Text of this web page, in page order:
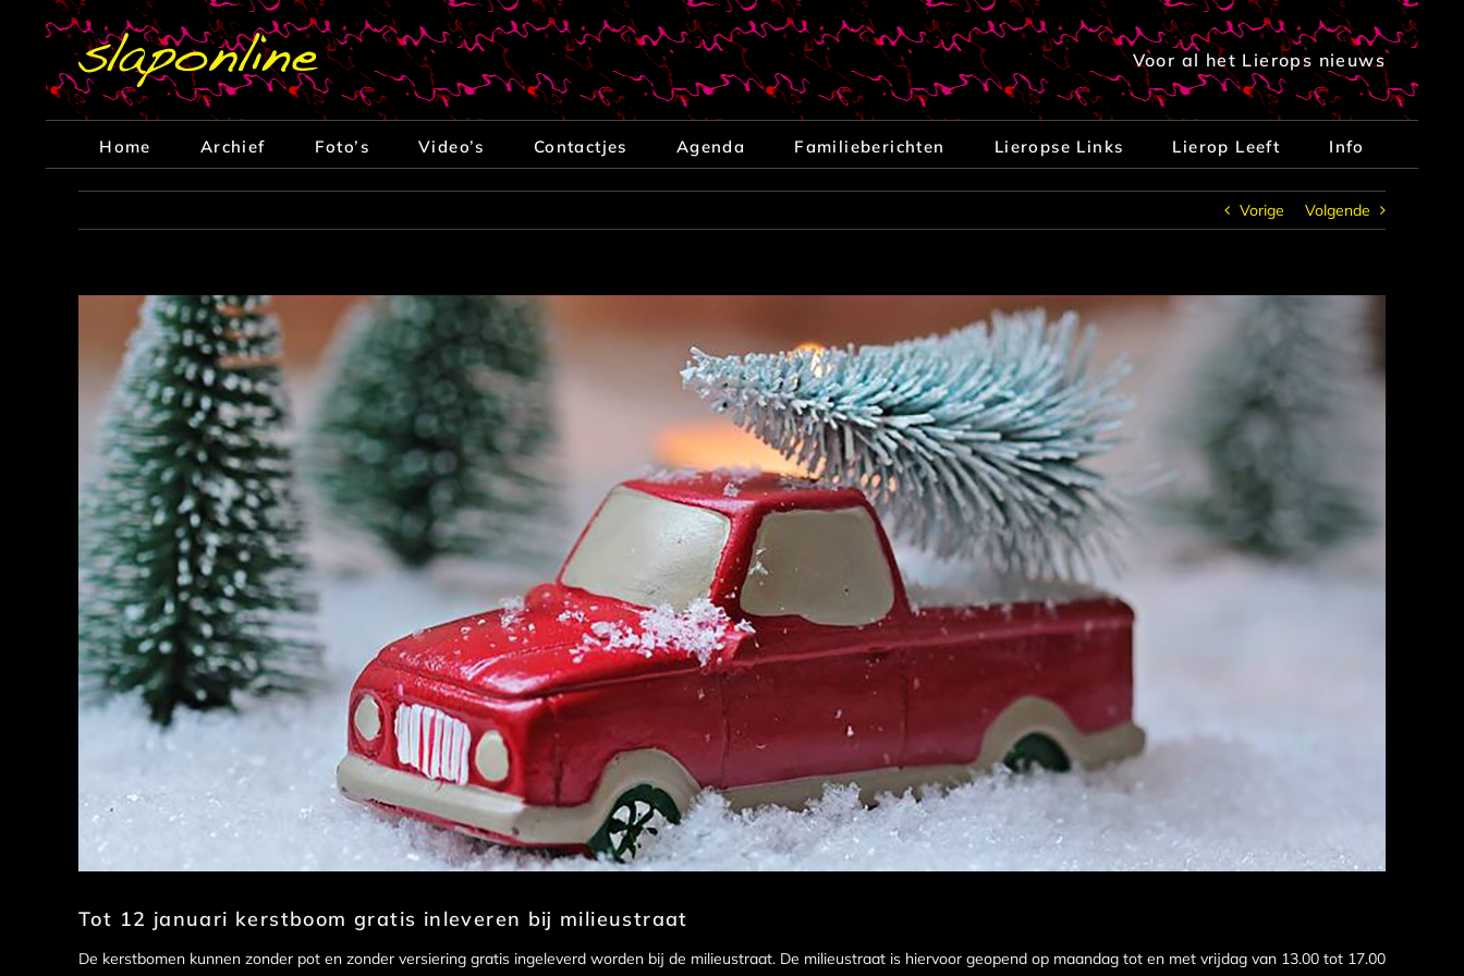
Voor al het Lierops nieuws
Home Archief Foto’s Video’s Contactjes Agenda Familieberichten Lieropse Links Lierop Leeft Info
Vorige Volgende
Tot 12 januari kerstboom gratis inleveren bij milieustraat
De kerstbomen kunnen zonder pot en zonder versiering gratis ingeleverd worden bij de milieustraat. De milieustraat is hiervoor geopend op maandag tot en met vrijdag van 13.00 tot 17.00